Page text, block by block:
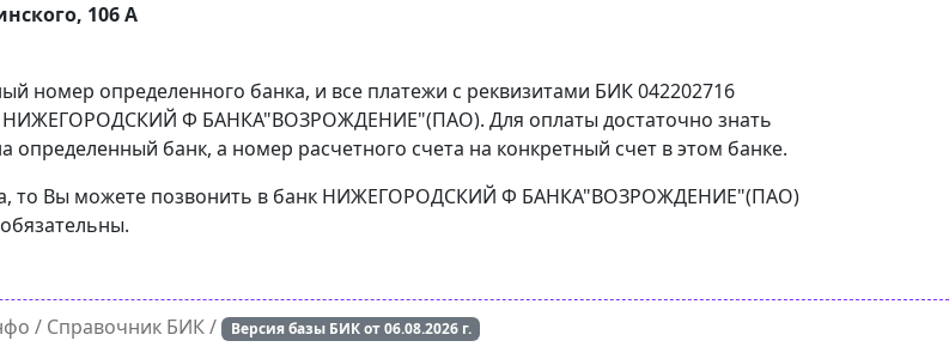
106 А
номер определенного банка, и все платежи с реквизитами БИК 042202716
НИЖЕГОРОДСКИЙ Ф БАНКА"ВОЗРОЖДЕНИЕ"(ПАО). Для оплаты достаточно знать
банк, а номер расчетного счета на конкретный счет в этом банке.
то Вы можете позвонить в банк НИЖЕГОРОДСКИЙ Ф БАНКА"ВОЗРОЖДЕНИЕ"(ПАО)
/ Справочник БИК / Версия базы БИК от06.08.2026г.